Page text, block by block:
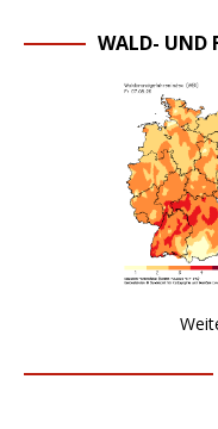
WALD- UND